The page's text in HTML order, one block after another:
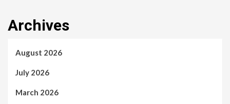
Archives
August 2026
July 2026
March 2026